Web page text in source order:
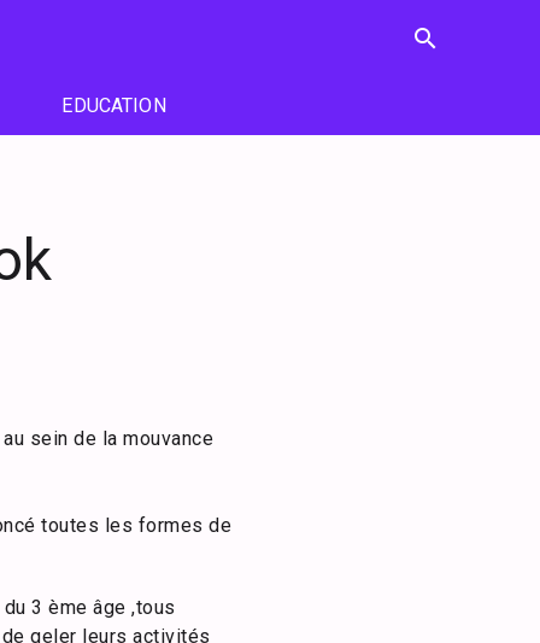
search
EDUCATION
sein de la mouvance
toutes les formes de
3 ème âge ,tous
geler leurs activités